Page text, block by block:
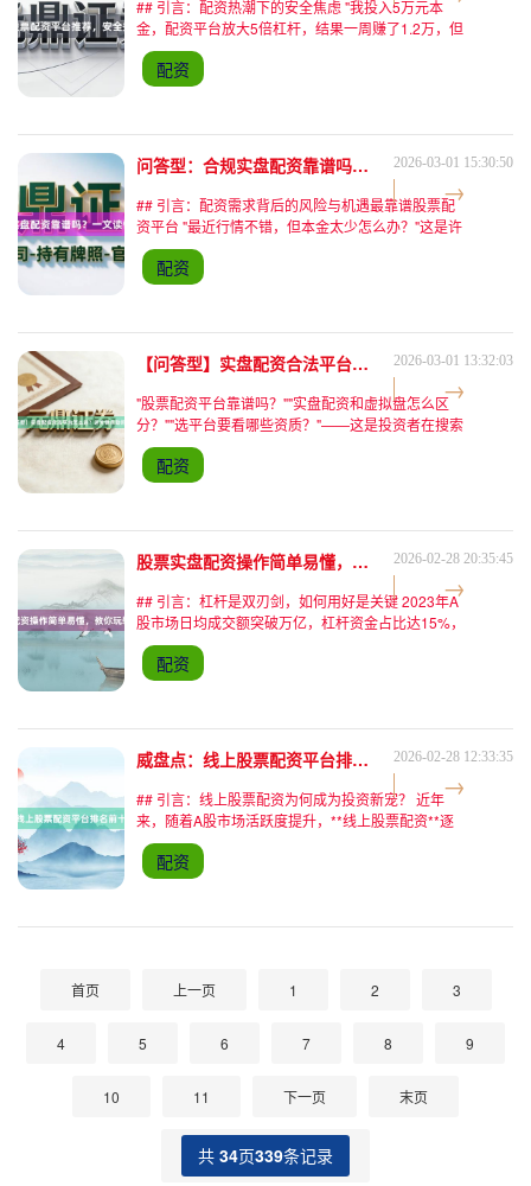
## 引言：配资热潮下的安全焦虑 "我投入5万元本
金，配资平台放大5倍杠杆，结果一周赚了1.2万，但
平台突然无法提现！"这是某投资者论坛的真实案
例。2023年国内线上股票配资市场规模突破3000亿
元，
配资
问答型：合规实盘配资靠谱吗？一文读懂安全投资要点 2026-03-01 15:30:50
## 引言：配资需求背后的风险与机遇最靠谱股票配
资平台 "最近行情不错，但本金太少怎么办？"这是许
多股民在牛市初期常有的困惑。股票配资作为一种杠
杆工具，通过向配资平台借款放大本金，理论上能让
收益翻倍。
配资
【问答型】实盘配资合法平台怎么选？这关键点助你避坑！ 2026-03-01 13:32:03
"股票配资平台靠谱吗？""实盘配资和虚拟盘怎么区
分？""选平台要看哪些资质？"——这是投资者在搜索
引擎中最常输入的配资相关问题。随着A股市场活跃
度提升，股票配资需求持续增长，但虚拟盘诈骗、平
台跑路等乱
配资
股票实盘配资操作简单易懂，教你玩转股市杠杆 2026-02-28 20:35:45
## 引言：杠杆是双刃剑，如何用好是关键 2023年A
股市场日均成交额突破万亿，杠杆资金占比达15%，
越来越多的投资者开始关注股票配资这一工具。但提
到"配资"，不少人仍心存疑虑：线上股票配资安全
吗？实
配资
威盘点：线上股票配资平台排名前十深度解析 2026-02-28 12:33:35
## 引言：线上股票配资为何成为投资新宠？ 近年
来，随着A股市场活跃度提升，**线上股票配资**逐
渐成为投资者加杠杆的首选工具。据2023年第三方
数据统计，国内实盘配资平台用户规模突破500万，
其中9
配资
首页 上一页 1 2 3
4 5 6 7 8 9
10 11 下一页 末页
共 34页339条记录